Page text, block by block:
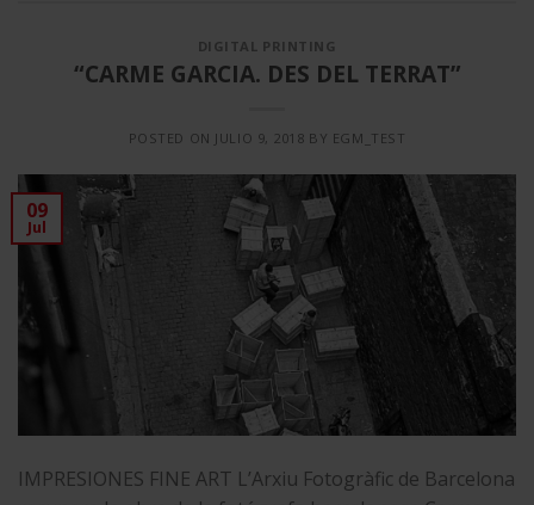
DIGITAL PRINTING
“CARME GARCIA. DES DEL TERRAT”
POSTED ON JULIO 9, 2018 BY EGM_TEST
09
Jul
IMPRESIONES FINE ART L’Arxiu Fotogràfic de Barcelona